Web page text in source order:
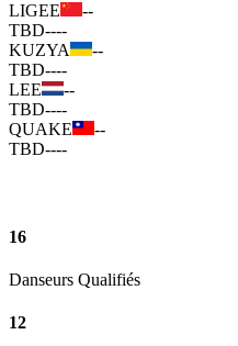
LIGEE
--
TBD----
KUZYA
--
TBD----
LEE
--
TBD----
QUAKE
--
TBD----
16
Danseurs Qualifiés
12